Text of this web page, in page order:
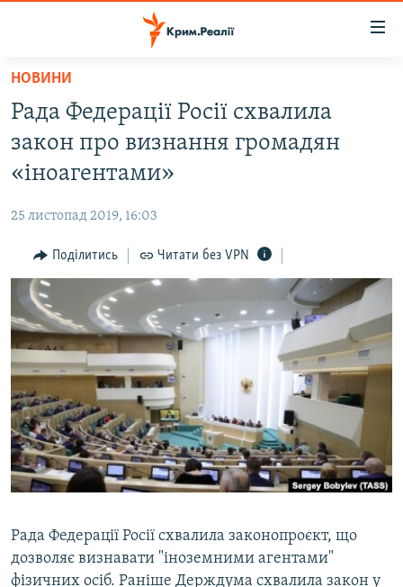
Перейти
основного
матеріалу
Перейти
до
основної
Перейти
до
пошуку
ВОДА.КРИМ
ВІДЕО ТА ФОТО
БЛОГИ
ПОГЛЯД
ІНТЕРВ'Ю
ВСЕ ЗА ДЕНЬ
СПЕЦПРОЕКТИ
ДЕПОРТАЦІЯ
ВІДЕОУРОКИ «ELIFBE»
СВІДЧЕННЯ ОКУПАЦІЇ
УКРАЇНСЬКА ПРОБЛЕМА КРИМУ
ЯК ОБІЙТИ БЛОКУВАННЯ
Русский
Qırımtatar
НОВИНИ
Рада Федерації Росії схвалила
закон про визнання громадян
«іноагентами»
25 листопад 2019, 16:03
Поділитись Читати без VPN
Рада Федерації Росії схвалила законопроєкт, що
дозволяє визнавати "іноземними агентами"
фізичних осіб. Раніше Держдума схвалила закон у